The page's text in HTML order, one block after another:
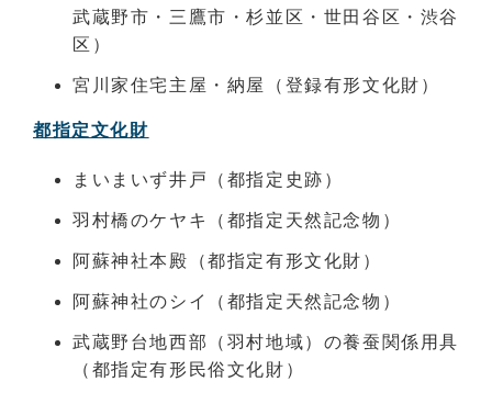
武蔵野市・三鷹市・杉並区・世田谷区・渋谷
区）
宮川家住宅主屋・納屋（登録有形文化財）
都指定文化財
まいまいず井戸（都指定史跡）
羽村橋のケヤキ（都指定天然記念物）
阿蘇神社本殿（都指定有形文化財）
阿蘇神社のシイ（都指定天然記念物）
武蔵野台地西部（羽村地域）の養蚕関係用具
（都指定有形民俗文化財）